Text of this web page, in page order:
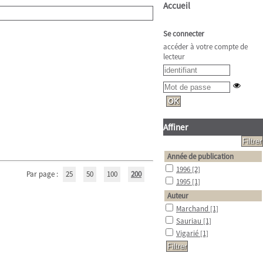
Par page : 25 50 100 200
Accueil
Se connecter
accéder à votre compte de
lecteur
Affiner
Année de publication
1996 [2]
1995 [1]
Auteur
Marchand [1]
Sauriau [1]
Vigarié [1]